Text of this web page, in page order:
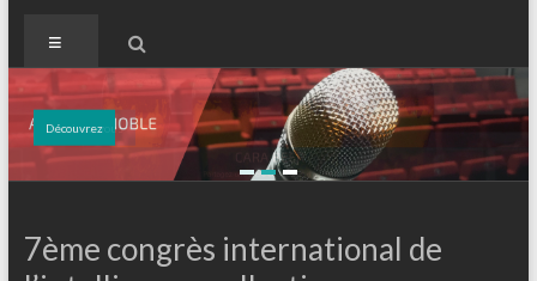
Menu
Découvrez
7ème congrès international de